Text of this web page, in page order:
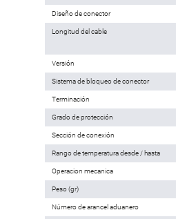
Diseño de conector
Longitud del cable
Versión
Sistema de bloqueo de conector
Terminación
Grado de protección
Sección de conexión
Rango de temperatura desde / hasta
Operacion mecanica
Peso (gr)
Número de arancel aduanero